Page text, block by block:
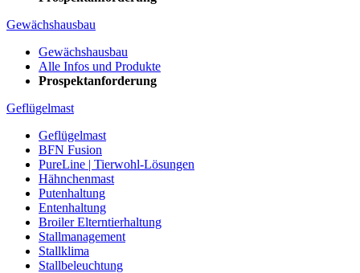
Gewächshausbau
Gewächshausbau
Alle Infos und Produkte
Prospektanforderung
Geflügelmast
Geflügelmast
BFN Fusion
PureLine | Tierwohl-Lösungen
Hähnchenmast
Putenhaltung
Entenhaltung
Broiler Elterntierhaltung
Stallmanagement
Stallklima
Stallbeleuchtung